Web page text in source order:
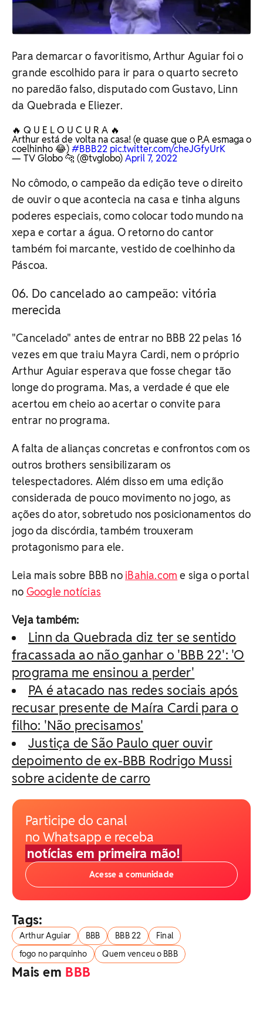
Para demarcar o favoritismo, Arthur Aguiar foi o
grande escolhido para ir para o quarto secreto
no paredão falso, disputado com Gustavo, Linn
da Quebrada e Eliezer.
🔥 Q U E L O U C U R A 🔥
Arthur está de volta na casa! (e quase que o P.A esmaga o
coelhinho 😂)#BBB22 pic.twitter.com/cheJGfyUrK
— TV Globo 🐆 (@tvglobo)April 7, 2022
No cômodo, o campeão da edição teve o direito
de ouvir o que acontecia na casa e tinha alguns
poderes especiais, como colocar todo mundo na
xepa e cortar a água. O retorno do cantor
também foi marcante, vestido de coelhinho da
Páscoa.
Do cancelado ao campeão: vitória
merecida
"Cancelado" antes de entrar no BBB 22 pelas 16
vezes em que traiu Mayra Cardi, nem o próprio
Arthur Aguiar esperava que fosse chegar tão
longe do programa. Mas, a verdade é que ele
acertou em cheio ao acertar o convite para
entrar no programa.
A falta de alianças concretas e confrontos com os
outros brothers sensibilizaram os
telespectadores. Além disso em uma edição
considerada de pouco movimento no jogo, as
ações do ator, sobretudo nos posicionamentos do
jogo da discórdia, também trouxeram
protagonismo para ele.
Leia mais sobre BBB no iBahia.com e siga o portal
no Google notícias
Veja também:
Linn da Quebrada diz ter se sentido
fracassada ao não ganhar o 'BBB 22': 'O
programa me ensinou a perder'
PA é atacado nas redes sociais após
recusar presente de Maíra Cardi para o
filho: 'Não precisamos'
Justiça de São Paulo quer ouvir
depoimento de ex-BBB Rodrigo Mussi
sobre acidente de carro
Participe do canal
no Whatsapp e receba
notícias em primeira mão!
Acesse a comunidade
Tags:
Arthur Aguiar BBB BBB 22
Final
fogo no parquinho
Quem venceu o BBB
Mais em BBB